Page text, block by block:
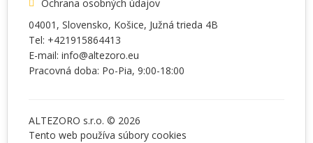
Ochrana osobných údajov
04001 , Slovensko, Košice, Južná trieda 4B
Tel: +421915864413
E-mail: info@altezoro.eu
Pracovná doba: Po-Pia, 9:00-18:00
ALTEZORO s.r.o. © 2026
Tento web používa súbory cookies